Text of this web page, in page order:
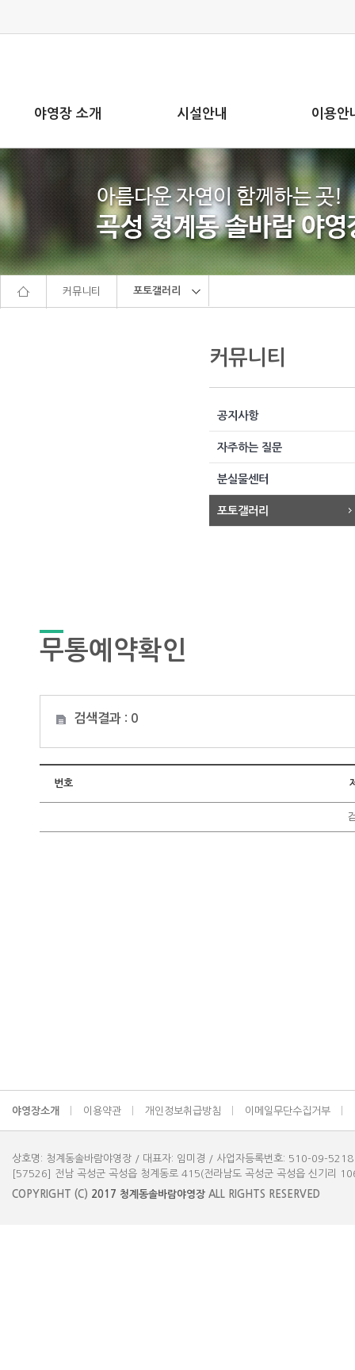
야영장 소개 시설안내 이용안
커뮤니티 포토갤러리
커뮤니티
공지사항
자주하는 질문
분실물센터
포토갤러리
무통예약확인
검색결과 : 0
번호
야영장소개 이용약관 개인정보취급방침 이메일무단수집거부
상호명: 청계동솔바람야영장 / 대표자: 임미경 / 사업자등록번호: 510-09-
[57526] 전남 곡성군 곡성읍 청계동로 415(전라남도 곡성군 곡성읍 신기
COPYRIGHT (C) 2017 청계동솔바람야영장 ALL RIGHTS RESERVED